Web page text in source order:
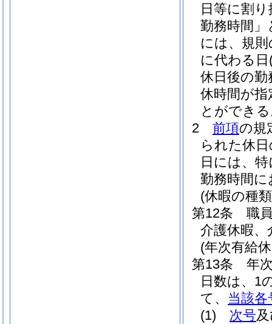
日等に割
勤務時間」
には、規
に代わる日
休日後の勤
休時間が
とができ
2
前項の規
られた休
日には、
勤務時間
(休暇の種
第12条
職
介護休暇、
(年次有給
第13条
年
日数は、1
て、 当該各
(1)
次号